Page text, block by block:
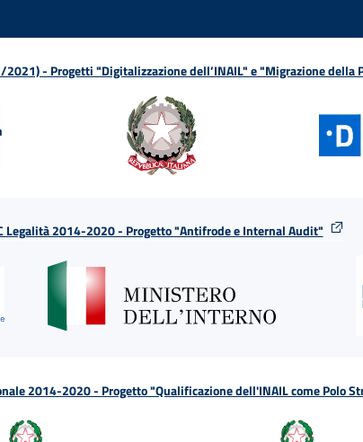
- Progetti "Digitalizzazione dell’INAIL" e "Migrazione della
Legalità 2014-2020 - Progetto "Antifrode e Internal Audit"
2014-2020 - Progetto "Qualificazione dell'INAIL come Polo